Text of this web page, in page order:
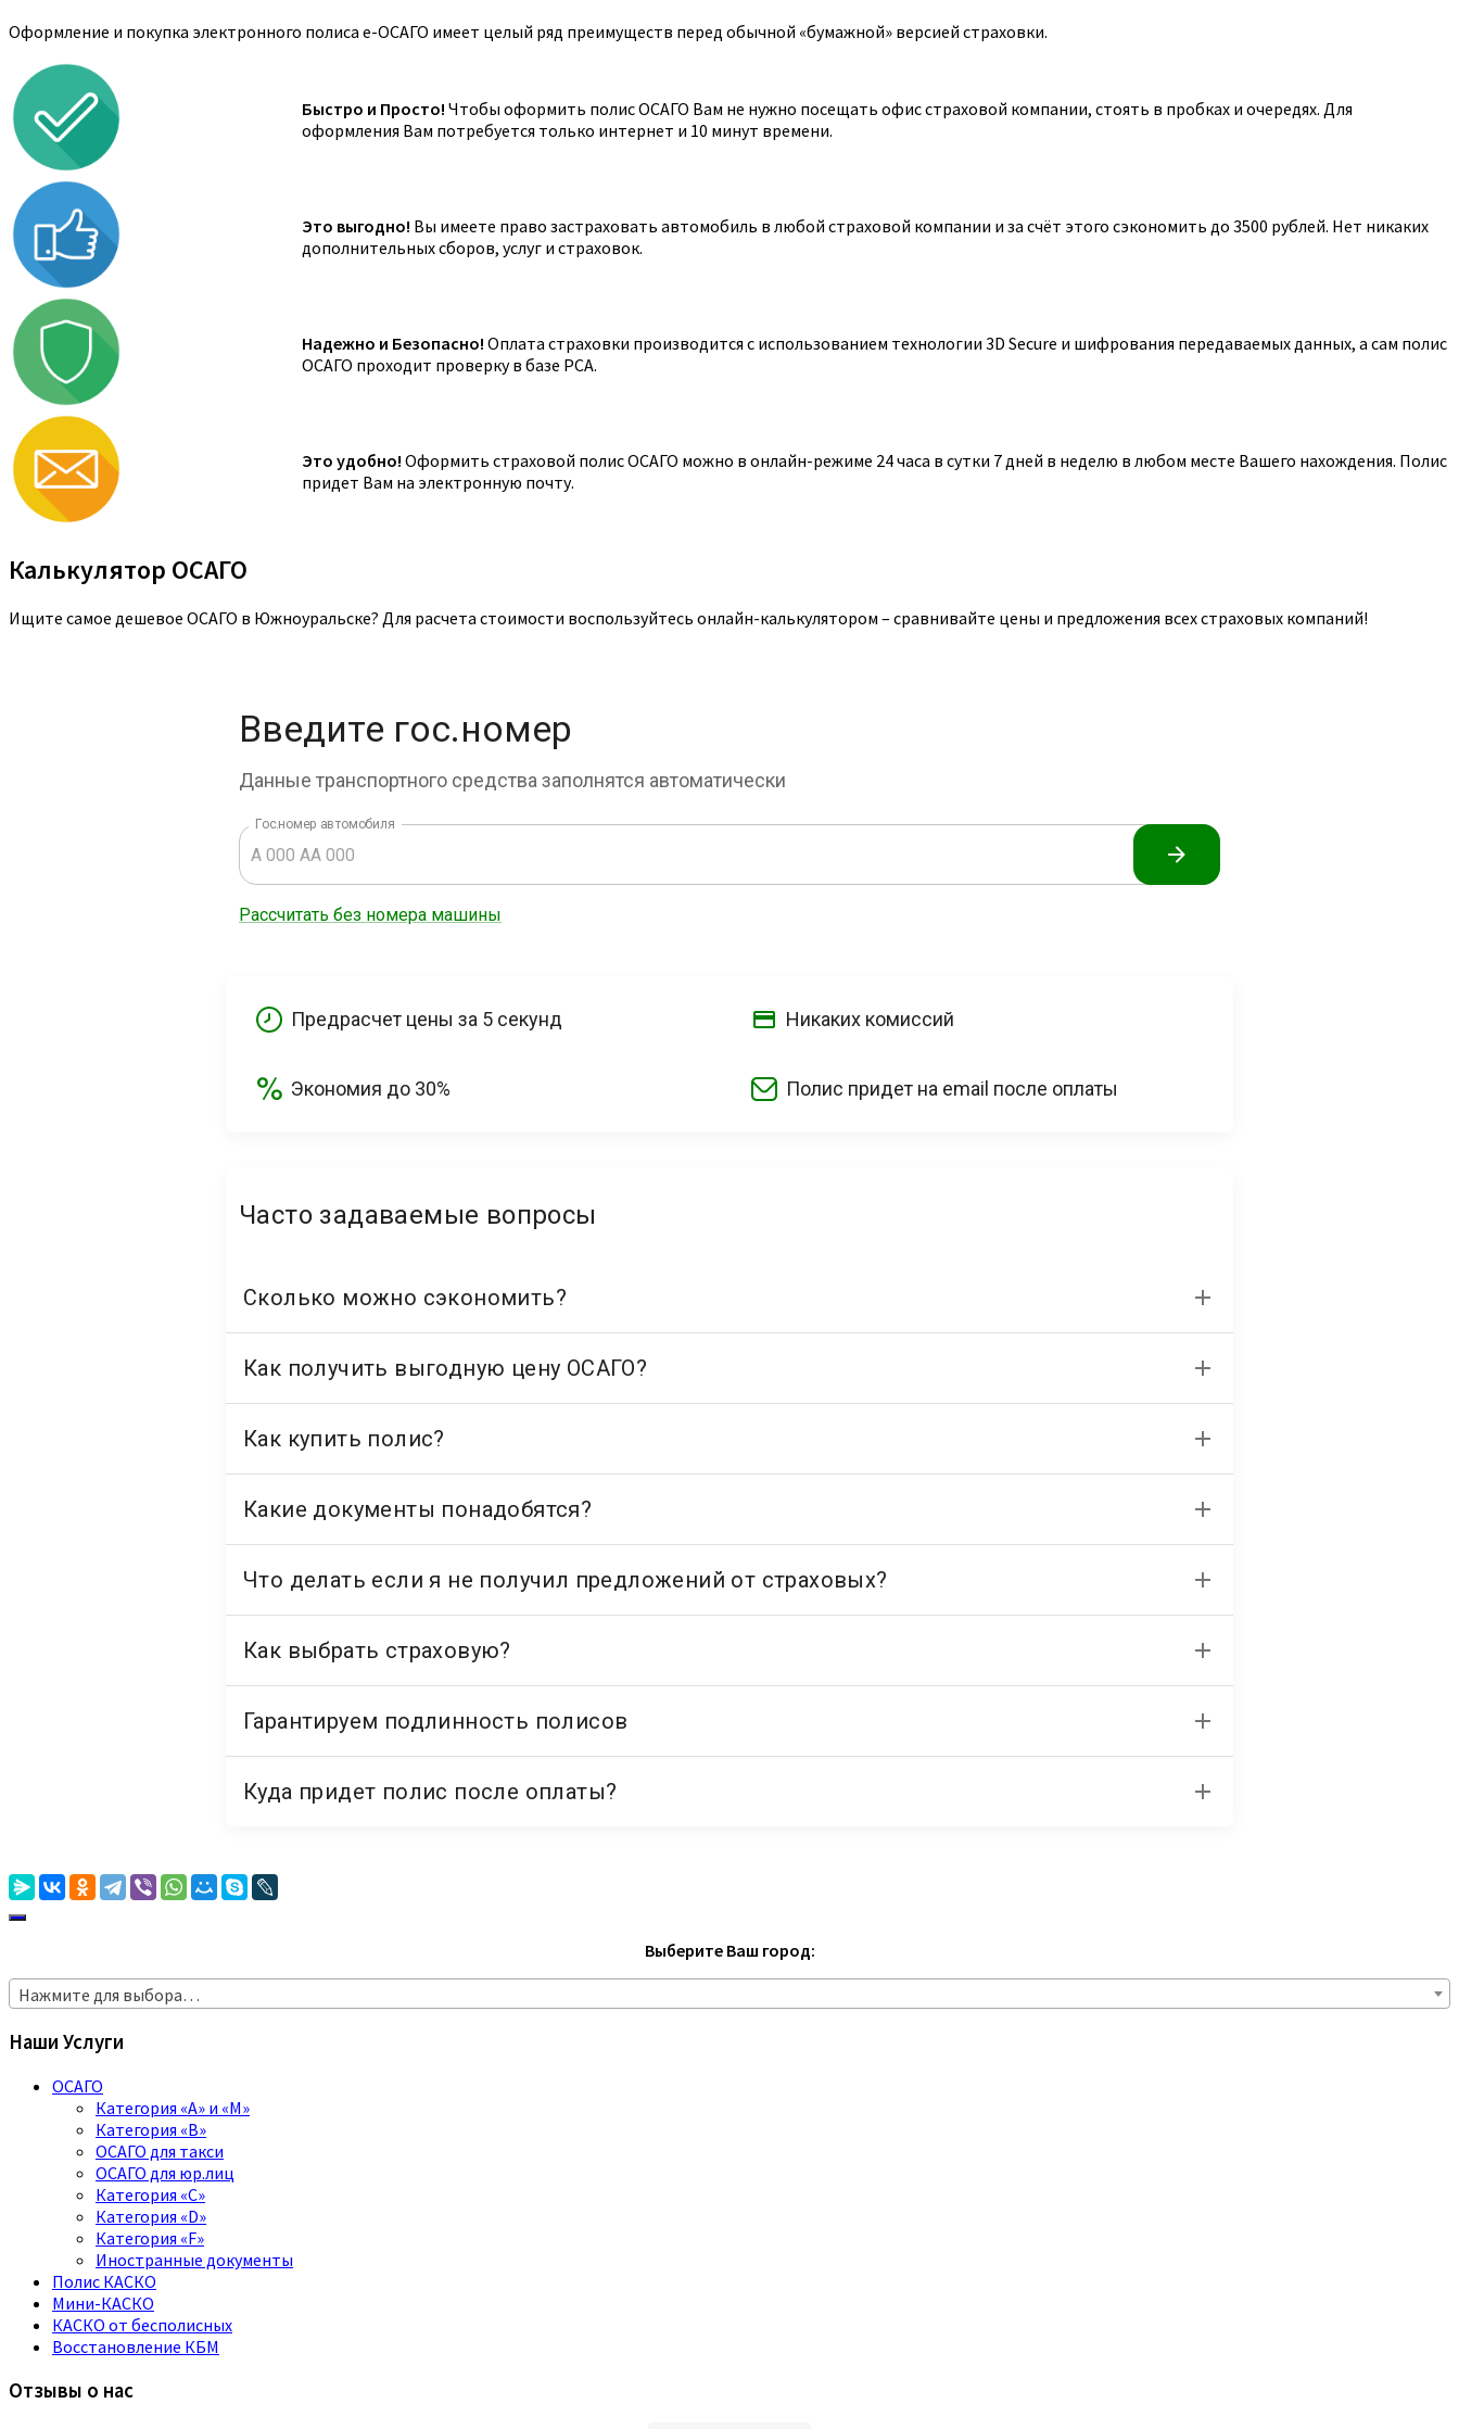
Оформление и покупка электронного полиса е-ОСАГО имеет целый ряд преимуществ перед обычной «бумажной» версией страховки.
Быстро и Просто! Чтобы оформить полис ОСАГО Вам не нужно посещать офис страховой компании, стоять в пробках и очередях. Для
оформления Вам потребуется только интернет и 10 минут времени.
Это выгодно! Вы имеете право застраховать автомобиль в любой страховой компании и за счёт этого сэкономить до 3500 рублей. Нет никаких
дополнительных сборов, услуг и страховок.
Надежно и Безопасно! Оплата страховки производится с использованием технологии 3D Secure и шифрования передаваемых данных, а сам полис
ОСАГО проходит проверку в базе РСА.
Это удобно! Оформить страховой полис ОСАГО можно в онлайн-режиме 24 часа в сутки 7 дней в неделю в любом месте Вашего нахождения. Полис
придет Вам на электронную почту.
Калькулятор ОСАГО
Ищите самое дешевое ОСАГО в Южноуральске? Для расчета стоимости воспользуйтесь онлайн-калькулятором – сравнивайте цены и предложения всех страховых компаний!
Выберите Ваш город:
Нажмите для выбора…
Наши Услуги
ОСАГО
Категория «A» и «M»
Категория «B»
ОСАГО для такси
ОСАГО для юр.лиц
Категория «C»
Категория «D»
Категория «F»
Иностранные документы
Полис КАСКО
Мини-КАСКО
КАСКО от бесполисных
Восстановление КБМ
Отзывы о нас